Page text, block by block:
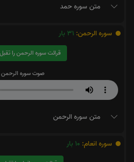
متن سوره حمد
سوره الرحمن: 31 بار
قرائت سوره الرحمن را تقبل میکنم
صوت سوره الرحمن
متن سوره الرحمن
سوره انعام: 10 بار